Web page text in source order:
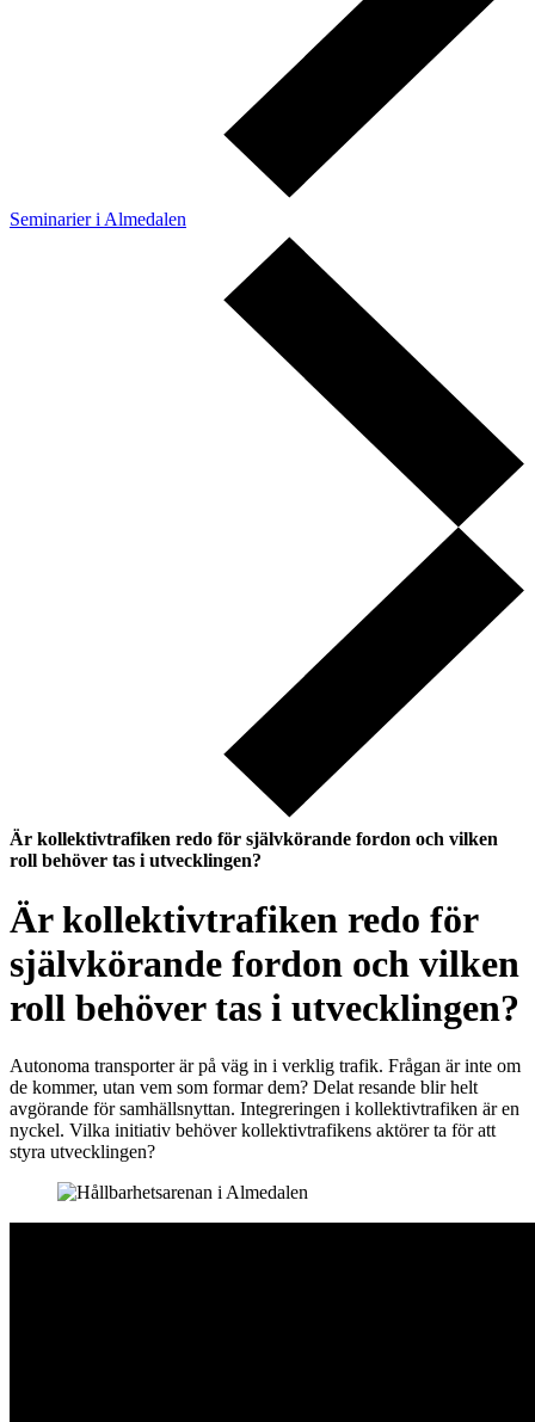
Seminarier i Almedalen
Är kollektivtrafiken redo för självkörande fordon och vilken
roll behöver tas i utvecklingen?
Är kollektivtrafiken redo för
självkörande fordon och vilken
roll behöver tas i utvecklingen?
Autonoma transporter är på väg in i verklig trafik. Frågan är inte om
de kommer, utan vem som formar dem? Delat resande blir helt
avgörande för samhällsnyttan. Integreringen i kollektivtrafiken är en
nyckel. Vilka initiativ behöver kollektivtrafikens aktörer ta för att
styra utvecklingen?